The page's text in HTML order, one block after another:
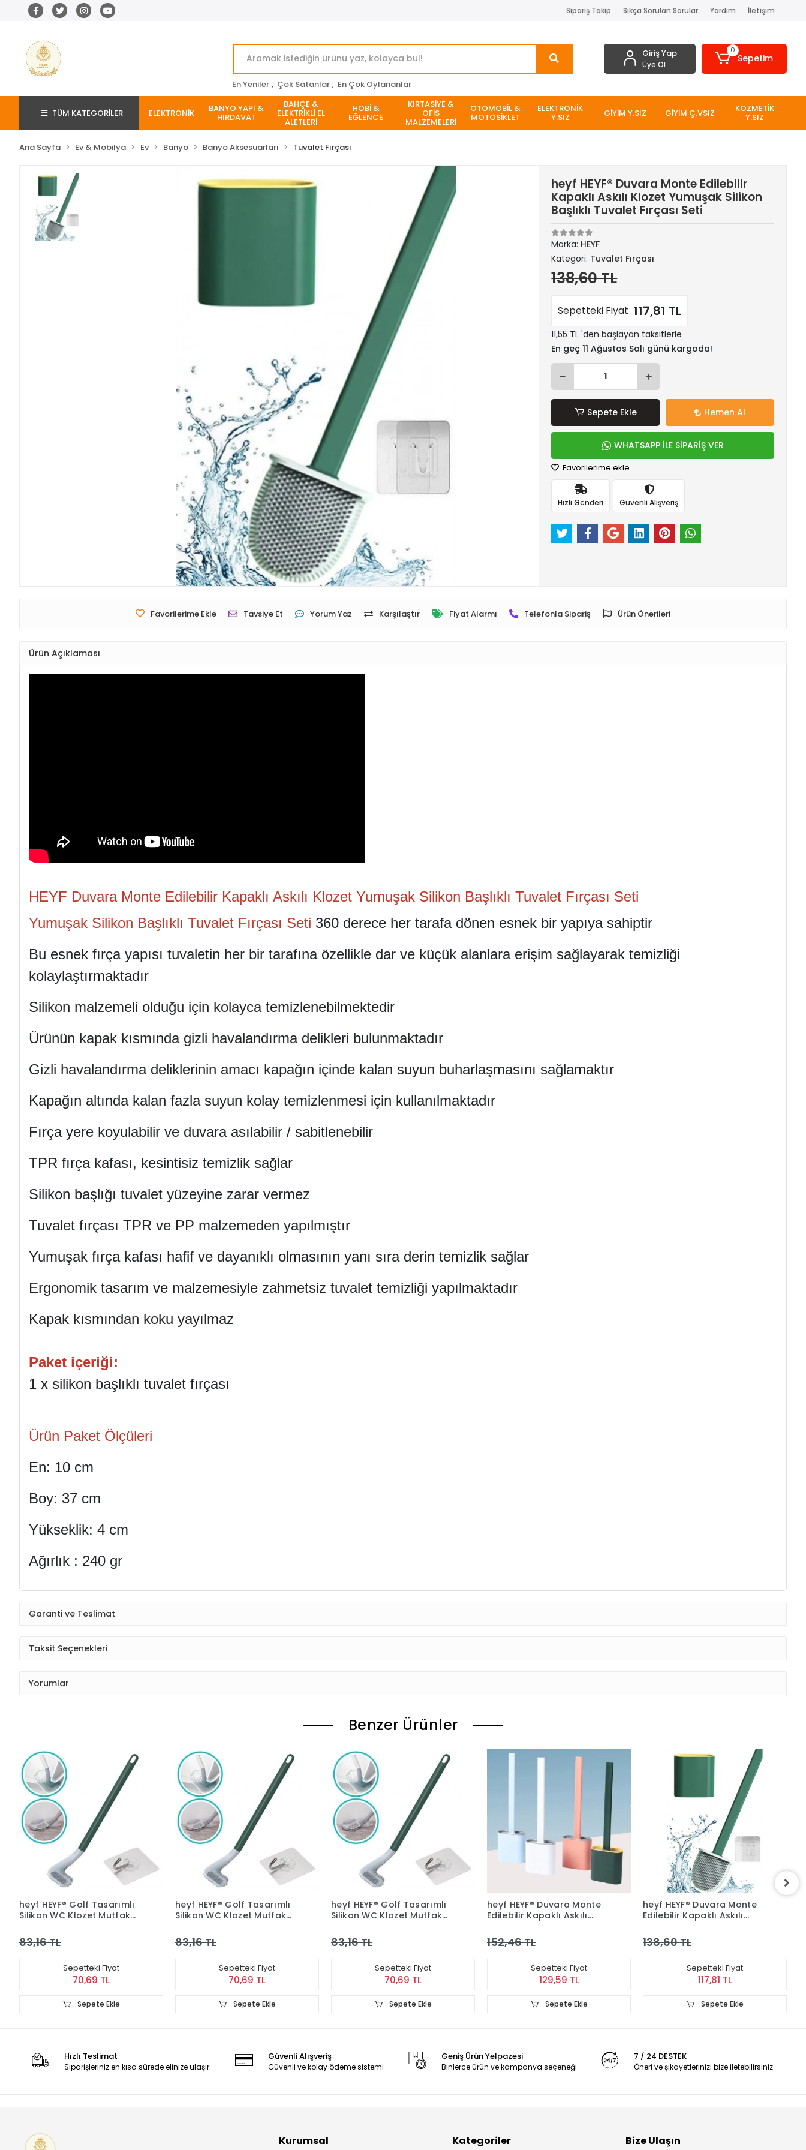
Sipariş Takip Sıkça Sorulan Sorular Yardım İletişim
En Yeniler , Çok Satanlar , En Çok Oylananlar
Giriş Yap
Üye Ol
0
Sepetim
TÜM KATEGORİLER ELEKTRONİK BANYO YAPI &
HIRDAVAT
BAHÇE &
ELEKTRİKLİ EL
ALETLERİ
HOBİ &
EĞLENCE
KIRTASİYE &
OFİS
MALZEMELERİ
OTOMOBİL &
MOTOSİKLET
ELEKTRONİK
Y.SIZ GİYİM Y.SIZ GİYİM Ç.VSIZ KOZMETİK
Y.SIZ
Ana Sayfa Ev & Mobilya Ev Banyo Banyo Aksesuarları Tuvalet Fırçası
heyf HEYF® Duvara Monte Edilebilir
Kapaklı Askılı Klozet Yumuşak Silikon
Başlıklı Tuvalet Fırçası Seti
Marka: HEYF
Kategori: Tuvalet Fırçası
138,60 TL
Sepetteki Fiyat 117,81 TL
11,55 TL 'den başlayan taksitlerle
En geç 11 Ağustos Salı günü kargoda!
Sepete Ekle Hemen Al
WHATSAPP İLE SİPARİŞ VER
Favorilerime ekle
Hızlı Gönderi Güvenli Alışveriş
Favorilerime Ekle Tavsiye Et Yorum Yaz Karşılaştır Fiyat Alarmı Telefonla Sipariş Ürün Önerileri
Ürün Açıklaması
HEYF Duvara Monte Edilebilir Kapaklı Askılı Klozet Yumuşak Silikon Başlıklı Tuvalet Fırçası Seti
Yumuşak Silikon Başlıklı Tuvalet Fırçası Seti 360 derece her tarafa dönen esnek bir yapıya sahiptir
Bu esnek fırça yapısı tuvaletin her bir tarafına özellikle dar ve küçük alanlara erişim sağlayarak temizliği
kolaylaştırmaktadır
Silikon malzemeli olduğu için kolayca temizlenebilmektedir
Ürünün kapak kısmında gizli havalandırma delikleri bulunmaktadır
Gizli havalandırma deliklerinin amacı kapağın içinde kalan suyun buharlaşmasını sağlamaktır
Kapağın altında kalan fazla suyun kolay temizlenmesi için kullanılmaktadır
Fırça yere koyulabilir ve duvara asılabilir / sabitlenebilir
TPR fırça kafası, kesintisiz temizlik sağlar
Silikon başlığı tuvalet yüzeyine zarar vermez
Tuvalet fırçası TPR ve PP malzemeden yapılmıştır
Yumuşak fırça kafası hafif ve dayanıklı olmasının yanı sıra derin temizlik sağlar
Ergonomik tasarım ve malzemesiyle zahmetsiz tuvalet temizliği yapılmaktadır
Kapak kısmından koku yayılmaz
Paket içeriği:
1 x silikon başlıklı tuvalet fırçası
Ürün Paket Ölçüleri
En: 10 cm
Boy: 37 cm
Yükseklik: 4 cm
Ağırlık : 240 gr
Garanti ve Teslimat
Taksit Seçenekleri
Yorumlar
Benzer Ürünler
heyf HEYF® Golf Tasarımlı
Silikon WC Klozet Mutfak
Hediyeli
83,16 TL
Sepetteki Fiyat
70,69 TL
Sepete Ekle
heyf HEYF® Golf Tasarımlı
Silikon WC Klozet Mutfak
Hediyeli
83,16 TL
Sepetteki Fiyat
70,69 TL
Sepete Ekle
heyf HEYF® Golf Tasarımlı
Silikon WC Klozet Mutfak
Hediyeli
83,16 TL
Sepetteki Fiyat
70,69 TL
Sepete Ekle
heyf HEYF® Duvara Monte
Edilebilir Kapaklı Askılı
Başlıklı Tuvalet Fırçası Seti
152,46 TL
Sepetteki Fiyat
129,59 TL
Sepete Ekle
heyf HEYF® Duvara Monte
Edilebilir Kapaklı Askılı
Başlıklı Tuvalet Fırçası Seti
138,60 TL
Sepetteki Fiyat
117,81 TL
Sepete Ekle
Hızlı Teslimat
Siparişleriniz en kısa sürede elinize ulaşır.
Güvenli Alışveriş
Güvenli ve kolay ödeme sistemi
Geniş Ürün Yelpazesi
Binlerce ürün ve kampanya seçeneği
7 / 24 DESTEK
Öneri ve şikayetlerinizi bize iletebilirsiniz.
Kurumsal Kategoriler Bize Ulaşın